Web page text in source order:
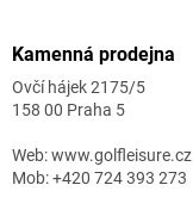
Kamenná prodejna
Ovčí hájek 2175/5
158 00 Praha 5
Web: www.golfleisure.cz
Mob: +420 724 393 273